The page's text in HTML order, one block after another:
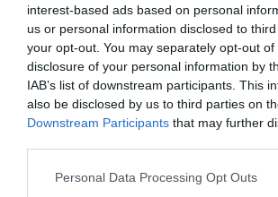
interest-based ads based on personal
us or personal information disclosed to
your opt-out. You may separately opt-out
disclosure of your personal information by
IAB’s list of downstream participants. This
also be disclosed by us to third parties on
Downstream Participants that may further
Please note that this website/app uses one
Personal Data Processing Opt Outs